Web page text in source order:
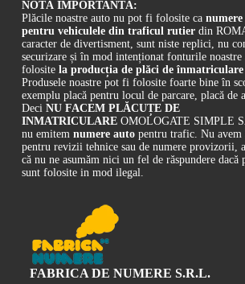
NOTĂ IMPORTANTĂ:
Plăcile noastre auto nu pot fi folosite ca
pentru vehiculele din traficul rutierdin
caracter de divertisment, sunt niste replici, nu
securizare și în mod intenționat fonturile noastre
folosite la producția de plăci de înmatriculare
Produsele noastre pot fi folosite foarte bine în
exemplu placă pentru locul de parcare, placă de
Deci NU FACEM PLĂCUȚE DE
INMATRICULAREOMOLOGATE SIMPLE
nu emitem numere autopentru trafic. Nu avem
pentru revizii tehnice sau de numere provizorii,
că nu ne asumăm nici un fel de răspundere dacă
sunt folosite in mod ilegal.
FABRICA DE NUMERE S.R.L.